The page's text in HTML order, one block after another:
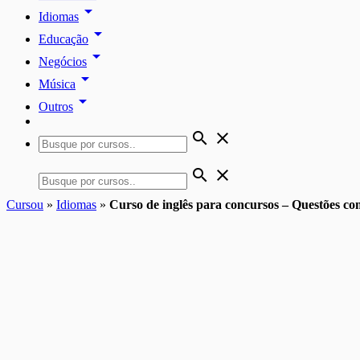
Idiomas arrow_drop_down
Educação arrow_drop_down
Negócios arrow_drop_down
Música arrow_drop_down
Outros arrow_drop_down
search close
search close
Cursou » Idiomas » Curso de inglês para concursos – Questões